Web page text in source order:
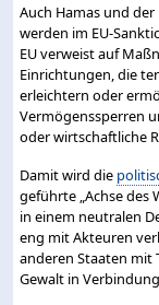
Auch Hamas und
werden im EU-
EU verweist auf
Einrichtungen, die
erleichtern oder
Vermögenssperren
oder wirtschaftliche
Damit wird die
geführte „Achse
in einem neutralen
eng mit Akteuren
anderen Staaten mit
Gewalt in